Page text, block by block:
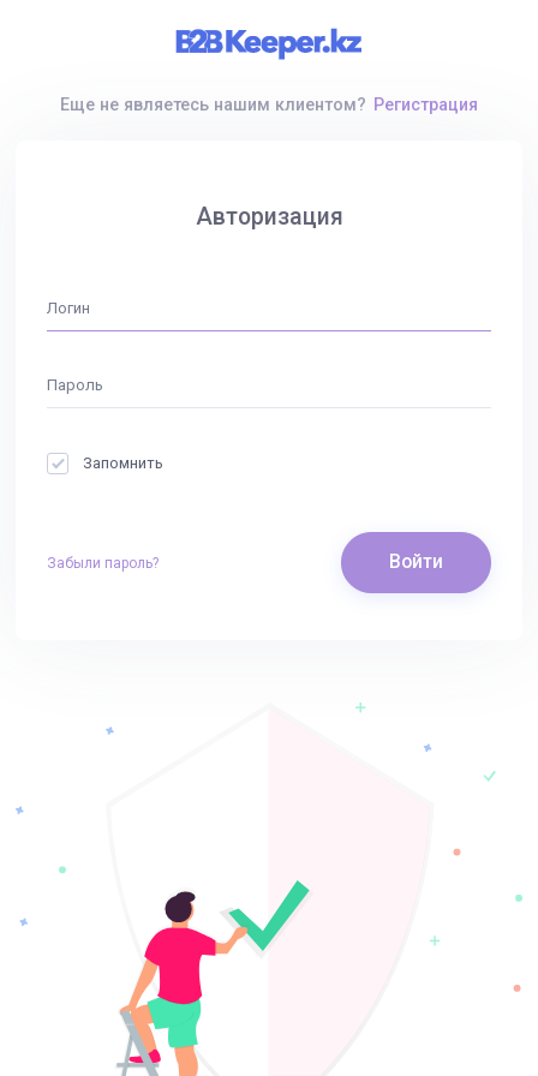
Еще не являетесь нашим клиентом? Регистрация
Авторизация
Запомнить
Забыли пароль? Войти